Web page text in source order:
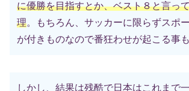
に優勝を目指すとか、ベスト８と言っ
理。もちろん、サッカーに限らずスポ
が付きものなので番狂わせが起こる事も
しかし、結果は残酷で日本はこれまで